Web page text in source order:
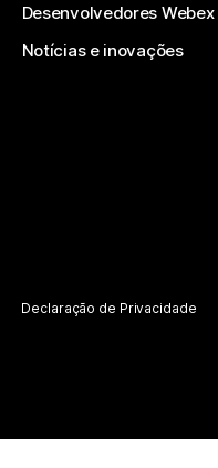
Desenvolvedores Webex
Notícias e inovações
Declaração de Privacidade